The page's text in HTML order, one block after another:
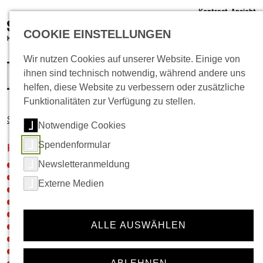
Kontrast-Ansicht
info@schlachthof-kassel.de
Startseite Kultur Zeichenaktion
Navigation für die Rubrik:
Kultur
Neuigkeiten
46von100
Hier im Quartier
Kulturschleuder
COOKIE EINSTELLUNGEN
Wir nutzen Cookies auf unserer Website. Einige von
ihnen sind technisch notwendig, während andere uns
helfen, diese Website zu verbessern oder zusätzliche
Funktionalitäten zur Verfügung zu stellen.
Notwendige Cookies
Spendenformular
Newsletteranmeldung
Externe Medien
ALLE AUSWÄHLEN